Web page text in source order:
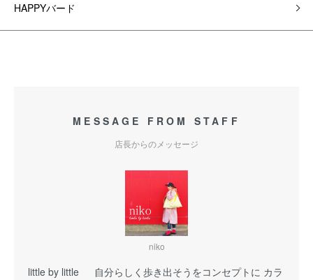
HAPPYバード
MESSAGE FROM STAFF
店長からのメッセージ
niko
little by little 自分らしく歩き出そうをコンセプトに カラ